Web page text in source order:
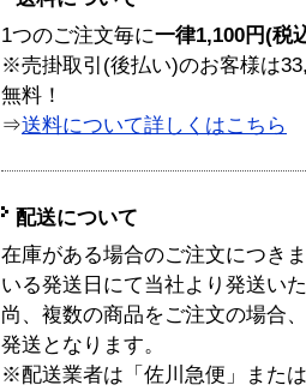
1つのご注文毎に一律1,100円(税
※売掛取引(後払い)のお客様は
無料！
⇒送料について詳しくはこちら
配送について
在庫がある場合のご注文につき
いる発送日にて当社より発送い
尚、複数の商品をご注文の場合
発送となります。
※配送業者は「佐川急便」また